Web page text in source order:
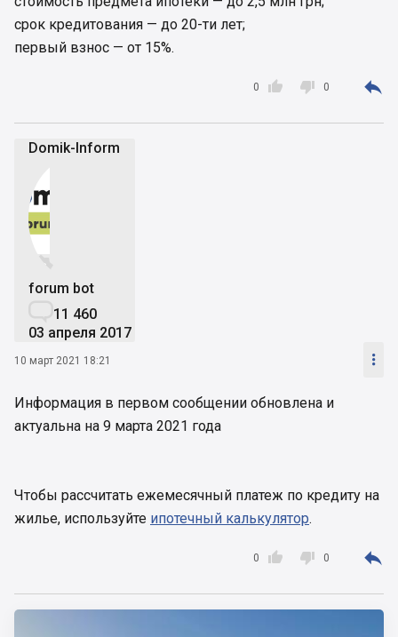
срок кредитования — до 20-ти лет;
первый взнос — от 15%.

0  0 
Domik-Inform


forum bot
11 460
03 апреля 2017
10 март 2021 18:21 
Информация в первом сообщении обновлена и
актуальна на 9 марта 2021 года
Чтобы рассчитать ежемесячный платеж по кредиту на
жилье, используйте ипотечный калькулятор.

0  0 